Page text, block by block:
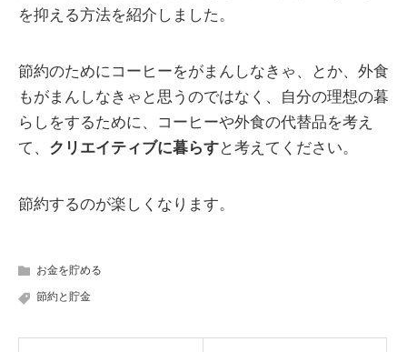
を抑える方法を紹介しました。
節約のためにコーヒーをがまんしなきゃ、とか、外食
もがまんしなきゃと思うのではなく、自分の理想の暮
らしをするために、コーヒーや外食の代替品を考え
て、 クリエイティブに暮らすと考えてください。
節約するのが楽しくなります。
お金を貯める
節約と貯金